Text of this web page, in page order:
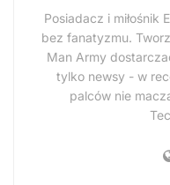
Posiadacz i miłośnik
bez fanatyzmu.
Man Army
tylko newsy - w
palców nie